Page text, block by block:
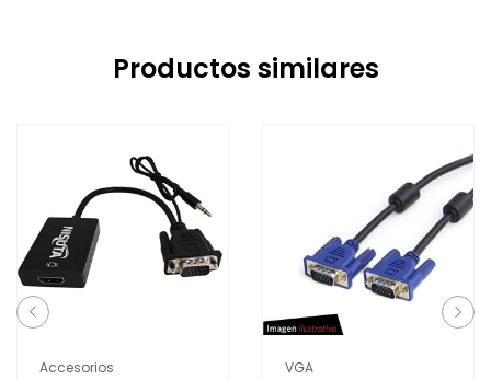
Productos similares
Accesorios VGA